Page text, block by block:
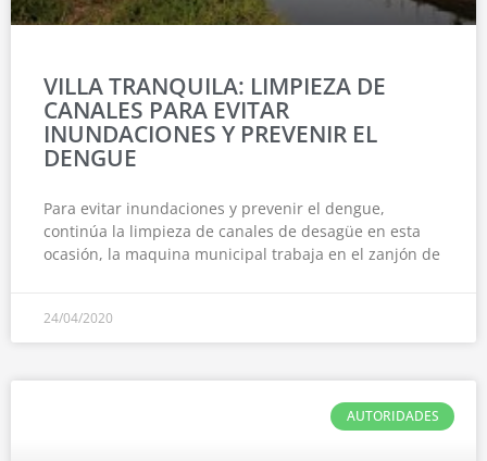
VILLA TRANQUILA: LIMPIEZA DE
CANALES PARA EVITAR
INUNDACIONES Y PREVENIR EL
DENGUE
Para evitar inundaciones y prevenir el dengue,
continúa la limpieza de canales de desagüe en esta
ocasión, la maquina municipal trabaja en el zanjón de
24/04/2020
AUTORIDADES